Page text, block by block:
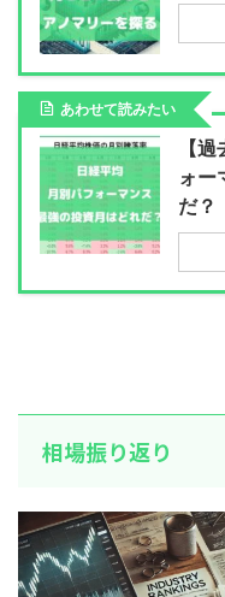
あわせて読みたい
【
ォー
だ？
相場振り返り